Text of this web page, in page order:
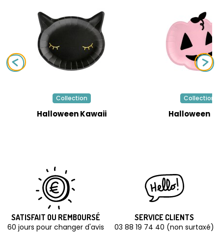
Collection
Halloween Kawaii
Collection
Halloween
SATISFAIT OU REMBOURSÉ
60 jours pour changer d'avis
SERVICE CLIENTS
03 88 19 74 40 (non surtaxé)